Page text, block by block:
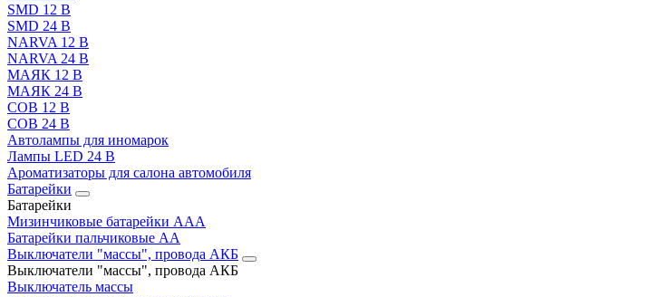
SMD 12 В
SMD 24 В
NARVA 12 В
NARVA 24 В
МАЯК 12 В
МАЯК 24 В
COB 12 В
COB 24 В
Автолампы для иномарок
Лампы LED 24 B
Ароматизаторы для салона автомобиля
Батарейки
Батарейки
Мизинчиковые батарейки AAA
Батарейки пальчиковые АА
Выключатели "массы", провода АКБ
Выключатели "массы", провода АКБ
Выключатель массы